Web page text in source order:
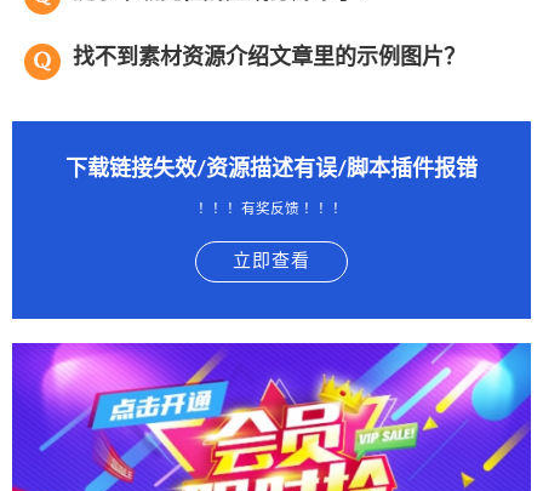
找不到素材资源介绍文章里的示例图片？
下载链接失效/资源描述有误/脚本插件报错
！！！有奖反馈 ！！！
立即查看